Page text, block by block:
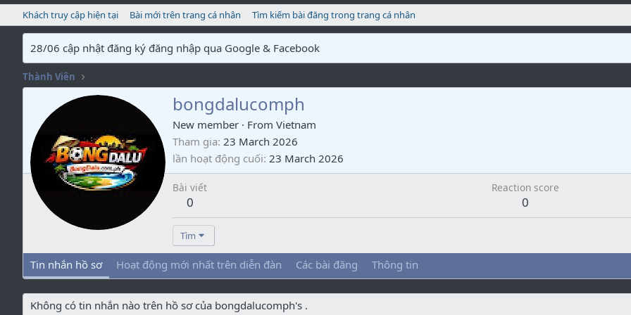
Khách truy cập hiện tại Bài mới trên trang cá nhân Tìm kiếm bài đăng trong trang cá nhân
28/06 cập nhật đăng ký đăng nhập qua Google & Facebook
Thành Viên
bongdalucomph
New member · From Vietnam
Tham gia 23 March 2026
lần hoạt động cuối 23 March 2026
Bài viết
0
Reaction score
0
Tìm
Tin nhắn hồ sơ Hoạt động mới nhất trên diễn đàn Các bài đăng Thông tin
Không có tin nhắn nào trên hồ sơ của bongdalucomph's .